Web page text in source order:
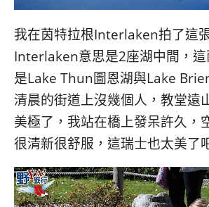
我在茵特拉根Interlaken拍了這
Interlaken意思是2座湖中間，這
是Lake Thun圖恩湖與Lake
清晨的街道上沒幾個人，教堂遠
美極了，我站在橋上發呆許久，
很清新很舒服，這瑞士也太美了